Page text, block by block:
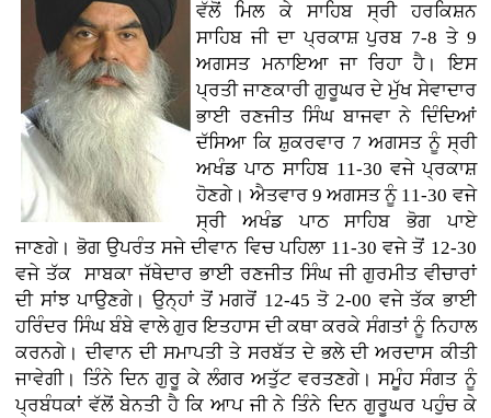
ਵੱਲੋਂ ਮਿਲ ਕੇ ਸਾਹਿਬ ਸ੍ਰੀ ਹਰਕਿਸ਼ਨ
ਸਾਹਿਬ ਜੀ ਦਾ ਪ੍ਰਕਾਸ਼ ਪੁਰਬ 7-8 ਤੇ 9
ਅਗਸਤ ਮਨਾਇਆ ਜਾ ਰਿਹਾ ਹੈ। ਇਸ
ਪ੍ਰਤੀ ਜਾਣਕਾਰੀ ਗੁਰੂਘਰ ਦੇ ਮੁੱਖ ਸੇਵਾਦਾਰ
ਭਾਈ ਰਣਜੀਤ ਸਿੰਘ ਬਾਜਵਾ ਨੇ ਦਿੰਦਿਆਂ
ਦੱਸਿਆ ਕਿ ਸ਼ੁਕਰਵਾਰ 7 ਅਗਸਤ ਨੂੰ ਸ੍ਰੀ
ਅਖੰਡ ਪਾਠ ਸਾਹਿਬ 11-30 ਵਜੇ ਪ੍ਰਕਾਸ਼
ਹੋਣਗੇ। ਐਤਵਾਰ 9 ਅਗਸਤ ਨੂੰ 11-30 ਵਜੇ
ਸ੍ਰੀ ਅਖੰਡ ਪਾਠ ਸਾਹਿਬ ਭੋਗ ਪਾਏ
ਜਾਣਗੇ। ਭੋਗ ਉਪਰੰਤ ਸਜੇ ਦੀਵਾਨ ਵਿਚ ਪਹਿਲਾ 11-30 ਵਜੇ ਤੋਂ 12-30
ਵਜੇ ਤੱਕ ਸਾਬਕਾ ਜੱਥੇਦਾਰ ਭਾਈ ਰਣਜੀਤ ਸਿੰਘ ਜੀ ਗੁਰਮੀਤ ਵੀਚਾਰਾਂ
ਦੀ ਸਾਂਝ ਪਾਉਣਗੇ। ਉਨ੍ਹਾਂ ਤੋਂ ਮਗਰੋਂ 12-45 ਤੋ 2-00 ਵਜੇ ਤੱਕ ਭਾਈ
ਹਰਿੰਦਰ ਸਿੰਘ ਬੰਬੇ ਵਾਲੇ ਗੁਰ ਇਤਹਾਸ ਦੀ ਕਥਾ ਕਰਕੇ ਸੰਗਤਾਂ ਨੂੰ ਨਿਹਾਲ
ਕਰਨਗੇ। ਦੀਵਾਨ ਦੀ ਸਮਾਪਤੀ ਤੇ ਸਰਬੱਤ ਦੇ ਭਲੇ ਦੀ ਅਰਦਾਸ ਕੀਤੀ
ਜਾਵੇਗੀ। ਤਿੰਨੇ ਦਿਨ ਗੁਰੂ ਕੇ ਲੰਗਰ ਅਤੁੱਟ ਵਰਤਣਗੇ। ਸਮੂੰਹ ਸੰਗਤ ਨੂੰ
ਪ੍ਰਬੰਧਕਾਂ ਵੱਲੋਂ ਬੇਨਤੀ ਹੈ ਕਿ ਆਪ ਜੀ ਨੇ ਤਿੰਨੇ ਦਿਨ ਗੁਰੂਘਰ ਪਹੁੰਚ ਕੇ